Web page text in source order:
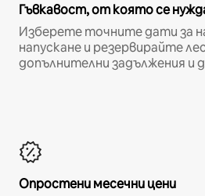
Гъвкавост, от която се
Изберете точните дати за
напускане и резервирайте
допълнителни задължения и
Опростени месечни цени